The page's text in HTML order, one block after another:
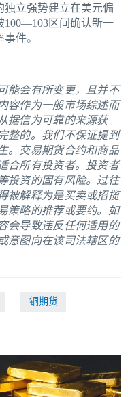
独立强势建立在美元偏
100—103区间确认新一
件。
能会有所变更，且并不
容作为一般市场综述而
据信为可靠的来源获
整的。我们不保证提到
。交易期货合约和商品
合所有投资者。投资者
投资的固有风险。过往
被解释为是买卖或招揽
策略的推荐或要约。如
会导致违反任何适用的
意图向在该司法辖区的
铜期货